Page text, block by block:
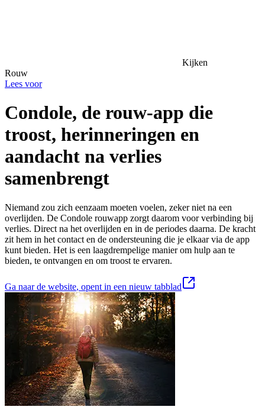
Kijken
Rouw
Lees voor
Condole, de rouw-app die
troost, herinneringen en
aandacht na verlies
samenbrengt
Niemand zou zich eenzaam moeten voelen, zeker niet na een
overlijden. De Condole rouwapp zorgt daarom voor verbinding bij
verlies. Direct na het overlijden en in de periodes daarna. De kracht
zit hem in het contact en de ondersteuning die je elkaar via de app
kunt bieden. Het is een laagdrempelige manier om hulp aan te
bieden, te ontvangen en om troost te ervaren.
Ga naar de website, opent in een nieuw tabblad